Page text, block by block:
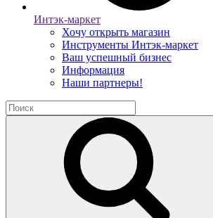
Интэк-маркет
Хочу открыть магазин
Инструменты Интэк-маркет
Ваш успешный бизнес
Информация
Наши партнеры!